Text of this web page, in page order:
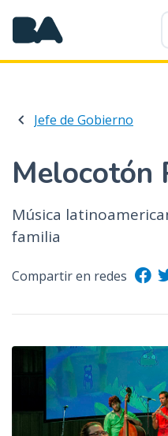
Jefe de Gobierno
Melocotón
Música
familia
Compartir en redes